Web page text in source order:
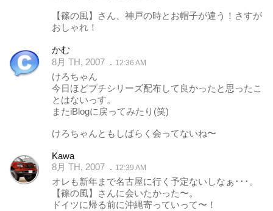
【篠の風】さん、神戸の時とお帽子が違う！さすが
おしゃれ！
かむ
8月 TH, 2007
12:36 AM
けろちゃん
今日ほどプチシリーズ配布して良かったと思ったこ
とはないっす。
またiBlogに戻ってみたり(笑)
けろちゃんともしばらく会ってないね〜
Kawa
8月 TH, 2007
12:39 AM
オレも新年まで名古屋に行く予定ないしなぁ･･･。
【篠の風】さんに会いたかった〜。
ドイツに帰る前に沖縄寄っていって〜！